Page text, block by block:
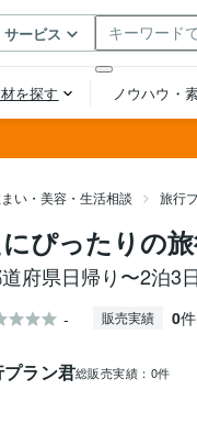
い・美容・生活相談 旅行
ぴったりの
府県日帰り〜2泊3
- 販売実績 0件
ラン君総販売実績： 0件